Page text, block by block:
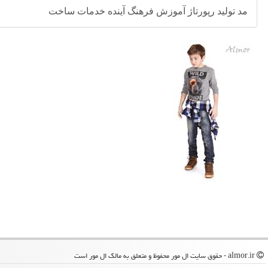
مد تولید رپورتاژ آموزش فرهنگ آینده خدمات ساخت